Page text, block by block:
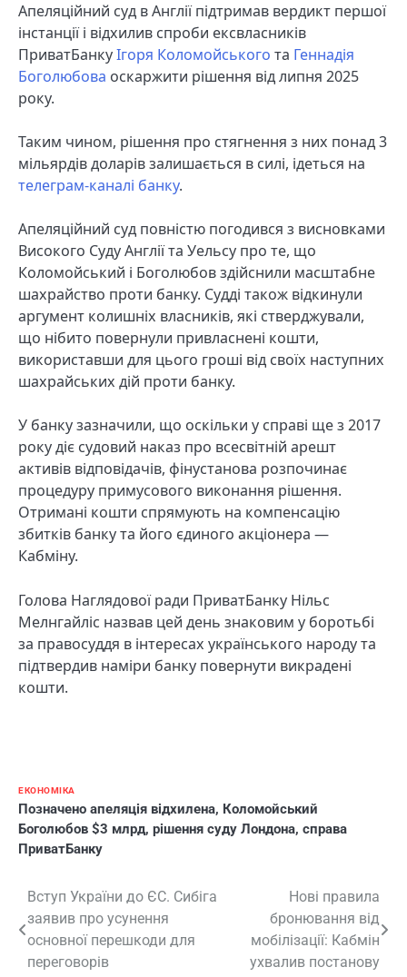
Апеляційний суд в Англії підтримав вердикт першої
інстанції і відхилив спроби ексвласників
ПриватБанкуІгоря Коломойського та Геннадія
Боголюбова оскаржити рішення від липня 2025
року.
Таким чином, рішення про стягнення з них понад 3
мільярдів доларів залишається в силі, ідеться на
телеграм-каналі банку.
Апеляційний суд повністю погодився з висновками
Високого Суду Англії та Уельсу про те, що
Коломойський і Боголюбов здійснили масштабне
шахрайство проти банку. Судді також відкинули
аргумент колишніх власників, які стверджували,
що нібито повернули привласнені кошти,
використавши для цього гроші від своїх наступних
шахрайських дій проти банку.
У банку зазначили, що оскільки у справі ще з 2017
року діє судовий наказ про всесвітній арешт
активів відповідачів, фінустанова розпочинає
процедуру примусового виконання рішення.
Отримані кошти спрямують на компенсацію
збитків банку та його єдиного акціонера —
Кабміну.
Голова Наглядової ради ПриватБанку Нільс
Мелнгайліс назвав цей день знаковим у боротьбі
за правосуддя в інтересах українського народу та
підтвердив наміри банку повернути викрадені
кошти.
ЕКОНОМІКА
Позначено апеляція відхилена, Коломойський
Боголюбов $3 млрд, рішення суду Лондона, справа
ПриватБанку
Навігація
записів
Вступ України до ЄС. Сибіга
заявив про усунення
основної перешкоди для
переговорів
Нові правила
бронювання від
мобілізації: Кабмін
ухвалив постанову